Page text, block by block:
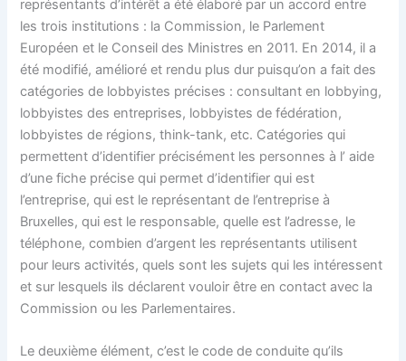
représentants d’intérêt a été élaboré par un accord entre
les trois institutions : la Commission, le Parlement
Européen et le Conseil des Ministres en 2011. En 2014, il a
été modifié, amélioré et rendu plus dur puisqu’on a fait des
catégories de lobbyistes précises : consultant en lobbying,
lobbyistes des entreprises, lobbyistes de fédération,
lobbyistes de régions, think-tank, etc. Catégories qui
permettent d’identifier précisément les personnes à l’ aide
d’une fiche précise qui permet d’identifier qui est
l’entreprise, qui est le représentant de l’entreprise à
Bruxelles, qui est le responsable, quelle est l’adresse, le
téléphone, combien d’argent les représentants utilisent
pour leurs activités, quels sont les sujets qui les intéressent
et sur lesquels ils déclarent vouloir être en contact avec la
Commission ou les Parlementaires.
Le deuxième élément, c’est le code de conduite qu’ils